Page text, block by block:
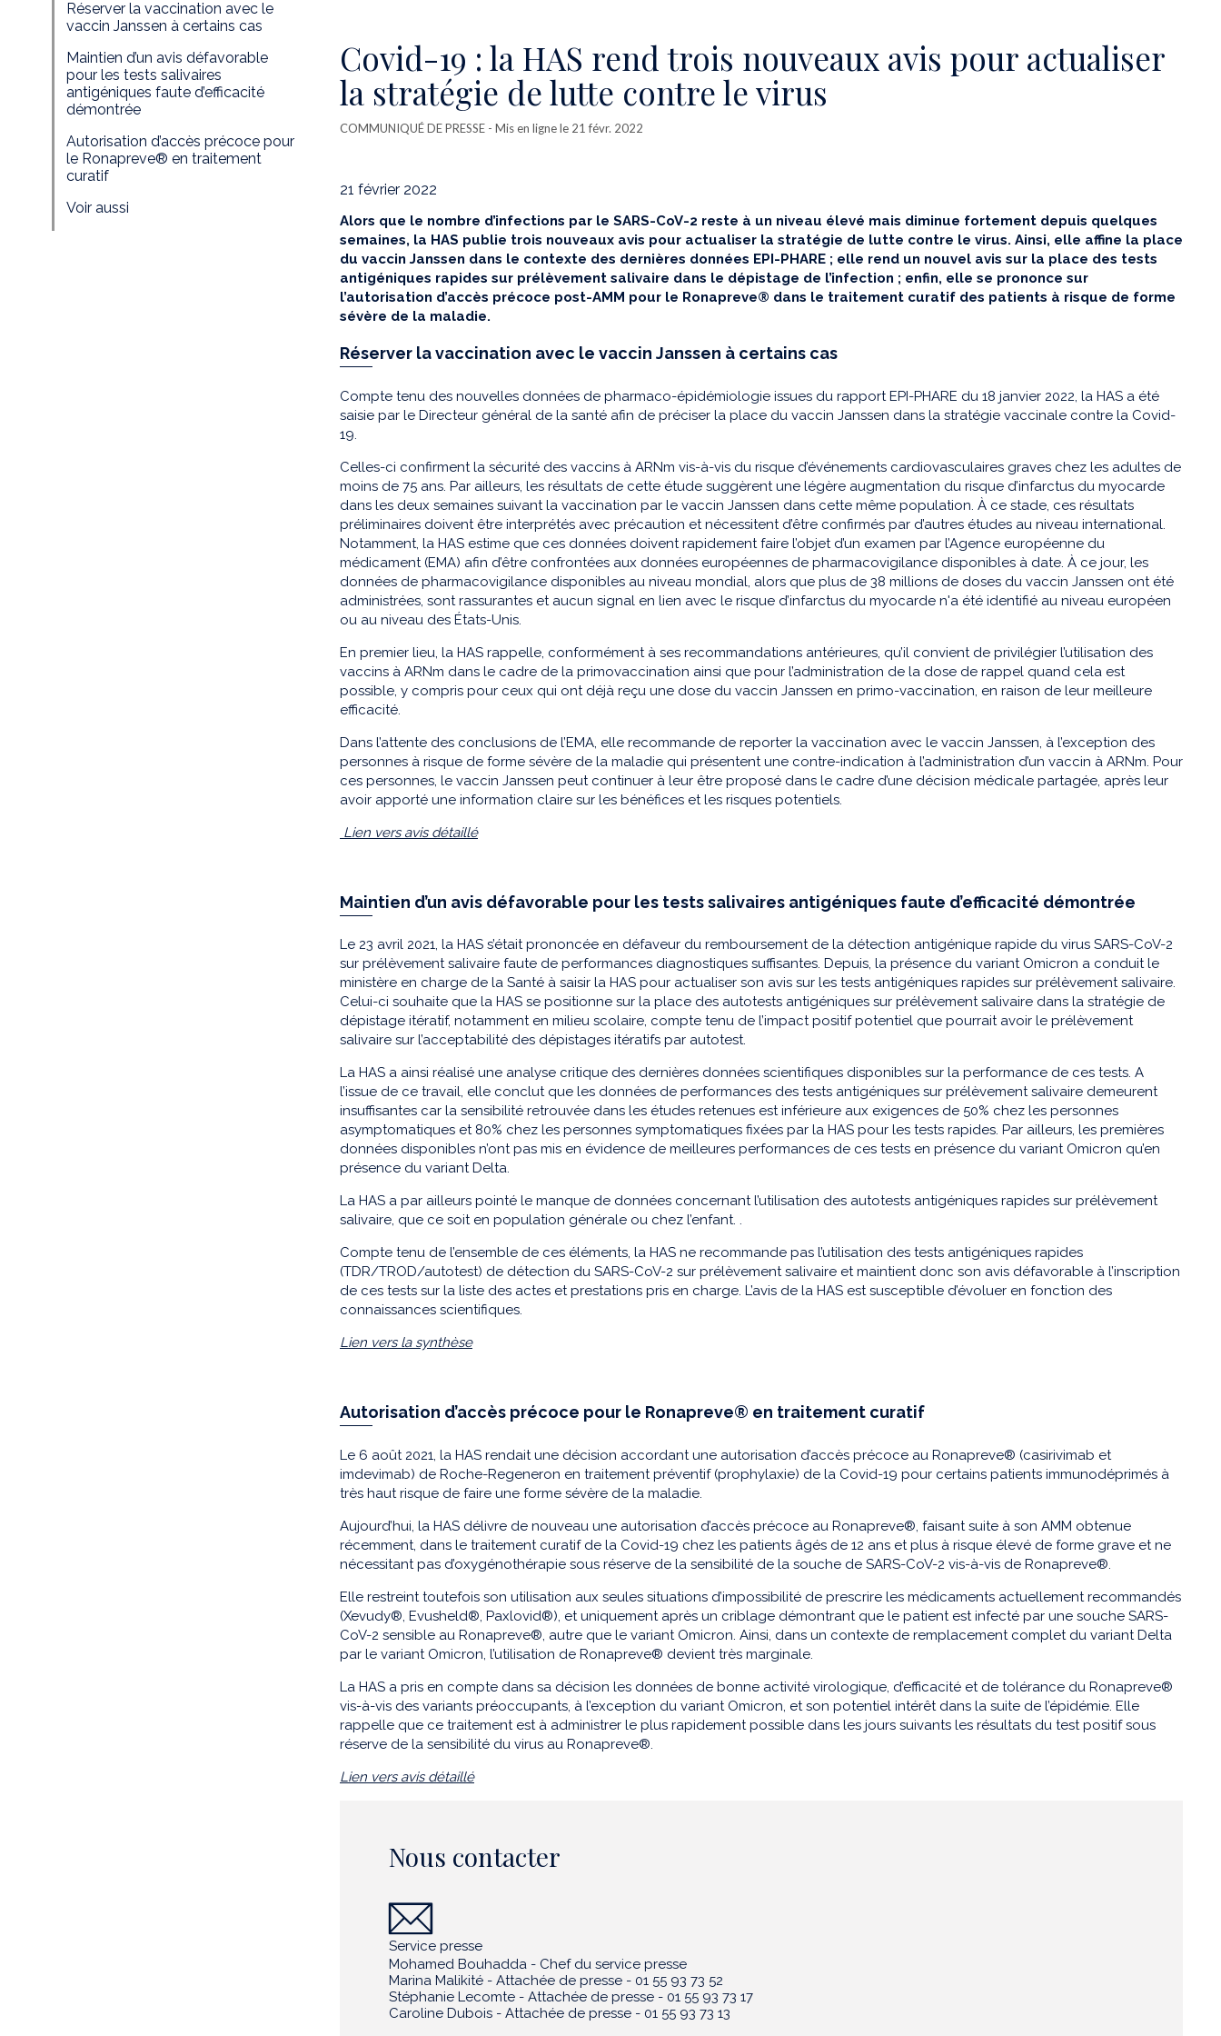
Réserver la vaccination avec le
vaccin Janssen à certains cas
Maintien d’un avis défavorable
pour les tests salivaires
antigéniques faute d’efficacité
démontrée
Autorisation d’accès précoce pour
le Ronapreve® en traitement
curatif
Voir aussi
Covid-19 : la HAS rend trois nouveaux avis pour actualiser
la stratégie de lutte contre le virus
COMMUNIQUÉ DE PRESSE - Mis en ligne le 21 févr. 2022
21 février 2022
Alors que le nombre d’infections par le SARS-CoV-2 reste à un niveau élevé mais diminue fortement depuis quelques
semaines, la HAS publie trois nouveaux avis pour actualiser la stratégie de lutte contre le virus. Ainsi, elle affine la place
du vaccin Janssen dans le contexte des dernières données EPI-PHARE ; elle rend un nouvel avis sur la place des tests
antigéniques rapides sur prélèvement salivaire dans le dépistage de l’infection ; enfin, elle se prononce sur
l’autorisation d’accès précoce post-AMM pour le Ronapreve® dans le traitement curatif des patients à risque de forme
sévère de la maladie.
Réserver la vaccination avec le vaccin Janssen à certains cas
Compte tenu des nouvelles données de pharmaco-épidémiologie issues du rapport EPI-PHARE du 18 janvier 2022, la HAS a été
saisie par le Directeur général de la santé afin de préciser la place du vaccin Janssen dans la stratégie vaccinale contre la Covid-
19.
Celles-ci confirment la sécurité des vaccins à ARNm vis-à-vis du risque d’événements cardiovasculaires graves chez les adultes de
moins de 75 ans. Par ailleurs, les résultats de cette étude suggèrent une légère augmentation du risque d’infarctus du myocarde
dans les deux semaines suivant la vaccination par le vaccin Janssen dans cette même population. À ce stade, ces résultats
préliminaires doivent être interprétés avec précaution et nécessitent d’être confirmés par d’autres études au niveau international.
Notamment, la HAS estime que ces données doivent rapidement faire l’objet d’un examen par l’Agence européenne du
médicament (EMA) afin d’être confrontées aux données européennes de pharmacovigilance disponibles à date. À ce jour, les
données de pharmacovigilance disponibles au niveau mondial, alors que plus de 38 millions de doses du vaccin Janssen ont été
administrées, sont rassurantes et aucun signal en lien avec le risque d’infarctus du myocarde n'a été identifié au niveau européen
ou au niveau des États-Unis.
En premier lieu, la HAS rappelle, conformément à ses recommandations antérieures, qu’il convient de privilégier l’utilisation des
vaccins à ARNm dans le cadre de la primovaccination ainsi que pour l’administration de la dose de rappel quand cela est
possible, y compris pour ceux qui ont déjà reçu une dose du vaccin Janssen en primo-vaccination, en raison de leur meilleure
efficacité.
Dans l’attente des conclusions de l’EMA, elle recommande de reporter la vaccination avec le vaccin Janssen, à l’exception des
personnes à risque de forme sévère de la maladie qui présentent une contre-indication à l’administration d’un vaccin à ARNm. Pour
ces personnes, le vaccin Janssen peut continuer à leur être proposé dans le cadre d’une décision médicale partagée, après leur
avoir apporté une information claire sur les bénéfices et les risques potentiels.
Lien vers avis détaillé
Maintien d’un avis défavorable pour les tests salivaires antigéniques faute d’efficacité démontrée
Le 23 avril 2021, la HAS s’était prononcée en défaveur du remboursement de la détection antigénique rapide du virus SARS-CoV-2
sur prélèvement salivaire faute de performances diagnostiques suffisantes. Depuis, la présence du variant Omicron a conduit le
ministère en charge de la Santé à saisir la HAS pour actualiser son avis sur les tests antigéniques rapides sur prélèvement salivaire.
Celui-ci souhaite que la HAS se positionne sur la place des autotests antigéniques sur prélèvement salivaire dans la stratégie de
dépistage itératif, notamment en milieu scolaire, compte tenu de l’impact positif potentiel que pourrait avoir le prélèvement
salivaire sur l’acceptabilité des dépistages itératifs par autotest.
La HAS a ainsi réalisé une analyse critique des dernières données scientifiques disponibles sur la performance de ces tests. A
l’issue de ce travail, elle conclut que les données de performances des tests antigéniques sur prélèvement salivaire demeurent
insuffisantes car la sensibilité retrouvée dans les études retenues est inférieure aux exigences de 50% chez les personnes
asymptomatiques et 80% chez les personnes symptomatiques fixées par la HAS pour les tests rapides. Par ailleurs, les premières
données disponibles n’ont pas mis en évidence de meilleures performances de ces tests en présence du variant Omicron qu’en
présence du variant Delta.
La HAS a par ailleurs pointé le manque de données concernant l’utilisation des autotests antigéniques rapides sur prélèvement
salivaire, que ce soit en population générale ou chez l’enfant. .
Compte tenu de l’ensemble de ces éléments, la HAS ne recommande pas l’utilisation des tests antigéniques rapides
(TDR/TROD/autotest) de détection du SARS-CoV-2 sur prélèvement salivaire et maintient donc son avis défavorable à l’inscription
de ces tests sur la liste des actes et prestations pris en charge. L’avis de la HAS est susceptible d’évoluer en fonction des
connaissances scientifiques.
Lien vers la synthèse
Autorisation d’accès précoce pour le Ronapreve® en traitement curatif
Le 6 août 2021, la HAS rendait une décision accordant une autorisation d’accès précoce au Ronapreve® (casirivimab et
imdevimab) de Roche-Regeneron en traitement préventif (prophylaxie) de la Covid-19 pour certains patients immunodéprimés à
très haut risque de faire une forme sévère de la maladie.
Aujourd’hui, la HAS délivre de nouveau une autorisation d’accès précoce au Ronapreve®, faisant suite à son AMM obtenue
récemment, dans le traitement curatif de la Covid-19 chez les patients âgés de 12 ans et plus à risque élevé de forme grave et ne
nécessitant pas d’oxygénothérapie sous réserve de la sensibilité de la souche de SARS-CoV-2 vis-à-vis de Ronapreve®.
Elle restreint toutefois son utilisation aux seules situations d’impossibilité de prescrire les médicaments actuellement recommandés
(Xevudy®, Evusheld®, Paxlovid®), et uniquement après un criblage démontrant que le patient est infecté par une souche SARS-
CoV-2 sensible au Ronapreve®, autre que le variant Omicron. Ainsi, dans un contexte de remplacement complet du variant Delta
par le variant Omicron, l’utilisation de Ronapreve® devient très marginale.
La HAS a pris en compte dans sa décision les données de bonne activité virologique, d’efficacité et de tolérance du Ronapreve®
vis-à-vis des variants préoccupants, à l’exception du variant Omicron, et son potentiel intérêt dans la suite de l’épidémie. Elle
rappelle que ce traitement est à administrer le plus rapidement possible dans les jours suivants les résultats du test positif sous
réserve de la sensibilité du virus au Ronapreve®.
Lien vers avis détaillé
Nous contacter
Service presse
Mohamed Bouhadda - Chef du service presse
Marina Malikité - Attachée de presse - 01 55 93 73 52
Stéphanie Lecomte - Attachée de presse - 01 55 93 73 17
Caroline Dubois - Attachée de presse - 01 55 93 73 13